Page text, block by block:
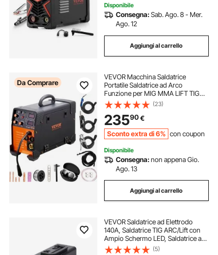
saldatrice alluminio
saldatrici portatili saldatrice taglio plasma
saldatrice a punti per auto
Saldatrice VEVOR saldatrice per alluminio
Disponibile
Consegna:Sab. Ago. 8 - Mer.
Ago. 12
Aggiungi al carrello
Da Comprare
VEVOR Macchina Saldatrice
Portatile Saldatrice ad Arco
Funzione per MIG MMA LIFT TIG
Corrente tra 50-250 A, Saldatrice
Portatile Spessore del Filo,
Saldatrice ad Arco Portatile 8,4kg
(23)
23590€
Sconto extra di 6% con coupon
Disponibile
Consegna:non appena Gio.
Ago. 13
Aggiungi al carrello
VEVOR Saldatrice ad Elettrodo
140A, Saldatrice TIG ARC/Lift con
Ampio Schermo LED, Saldatrice a
Elettrodo Portatile 2 in 1, Hot Start,
(5)